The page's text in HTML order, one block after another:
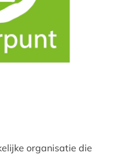
organisatie die